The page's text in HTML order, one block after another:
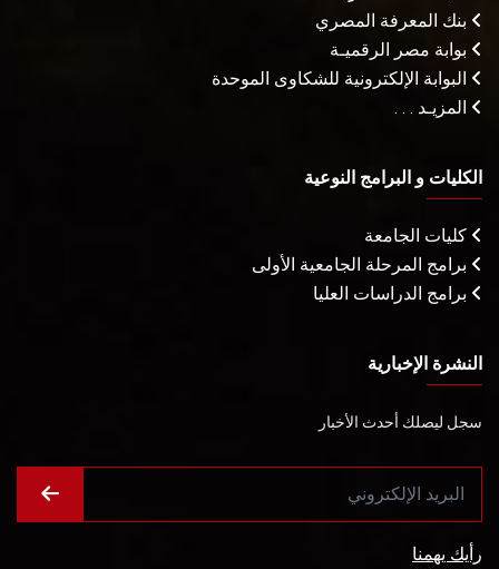
بنك المعرفة المصري
بوابة مصر الرقميـة
البوابة الإلكترونية للشكاوى الموحدة
المزيـد . . .
الكليات و البرامج النوعية
كليات الجامعة
برامج المرحلة الجامعية الأولى
برامج الدراسات العليا
النشرة الإخبارية
سجل ليصلك أحدث الأخبار
رأيك يهمنا